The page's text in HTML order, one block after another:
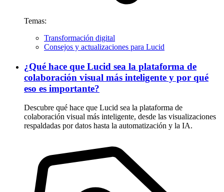
Temas:
Transformación digital
Consejos y actualizaciones para Lucid
¿Qué hace que Lucid sea la plataforma de
colaboración visual más inteligente y por qué
eso es importante?
Descubre qué hace que Lucid sea la plataforma de
colaboración visual más inteligente, desde las visualizaciones
respaldadas por datos hasta la automatización y la IA.